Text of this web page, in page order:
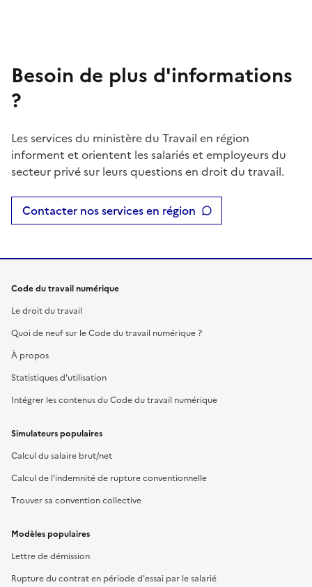
Besoin de plus d'informations
?
Les services du ministère du Travail en région
informent et orientent les salariés et employeurs du
secteur privé sur leurs questions en droit du travail.
Contacter nos services en région
Code du travail numérique
Le droit du travail
Quoi de neuf sur le Code du travail numérique ?
À propos
Statistiques d'utilisation
Intégrer les contenus du Code du travail numérique
Simulateurs populaires
Calcul du salaire brut/net
Calcul de l'indemnité de rupture conventionnelle
Trouver sa convention collective
Modèles populaires
Lettre de démission
Rupture du contrat en période d'essai par le salarié